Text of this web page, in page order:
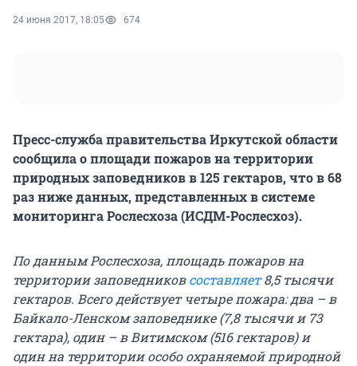
24 июня 2017, 18:05 674
Пресс-служба правительства Иркутской области
сообщила о площади пожаров на территории
природных заповедников в 125 гектаров, что в 68
раз ниже данных, представленных в системе
мониторинга Рослесхоза (ИСДМ-Рослесхоз).
По данным Рослесхоза, площадь пожаров на
территории заповедниковсоставляет8,5 тысячи
гектаров. Всего действует четыре пожара: два – в
Байкало-Ленском заповеднике (7,8 тысячи и 73
гектара), один – в Витимском (516 гектаров) и
один на территории особо охраняемой природной